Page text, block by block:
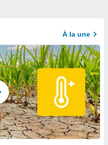
À la une